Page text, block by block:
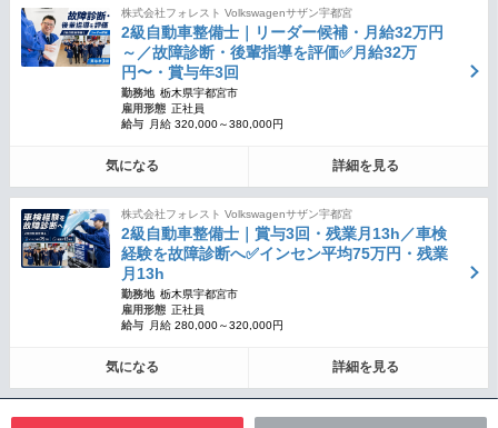
株式会社フォレスト Volkswagenサザン宇都宮
2級自動車整備士｜リーダー候補・月給32万円
～／故障診断・後輩指導を評価✅月給32万
円〜・賞与年3回
勤務地 栃木県宇都宮市
雇用形態 正社員
給与
月給 320,000～380,000円
気になる 詳細を見る
株式会社フォレスト Volkswagenサザン宇都宮
2級自動車整備士｜賞与3回・残業月13h／車検
経験を故障診断へ✅インセン平均75万円・残業
月13h
勤務地 栃木県宇都宮市
雇用形態 正社員
給与
月給 280,000～320,000円
気になる 詳細を見る